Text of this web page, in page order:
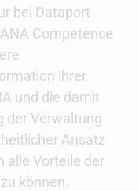
bei Dataport
Competence
ihrer
und die damit
der Verwaltung
Ansatz
alle Vorteile der
können.